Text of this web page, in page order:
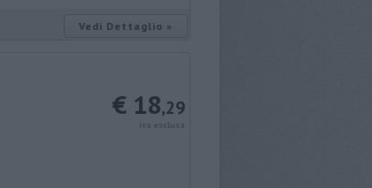
Vedi Dettaglio »
€ 18,29
iva esclusa